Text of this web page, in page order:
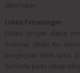
diperlukan.
Lokasi Pemasangan
Lokasi proyek dapat
material. Selain itu,
pengerjaan lebih lama.
berbeda pada setiap